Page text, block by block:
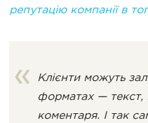
репутацію компанії в
Клієнти можуть
форматах — текст,
коментаря. І так